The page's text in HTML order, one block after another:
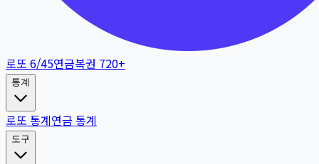
로또 6/45연금복권 720+
통계
로또 통계연금 통계
도구